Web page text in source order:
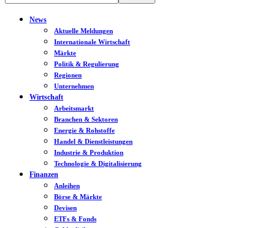
News
Aktuelle Meldungen
Internationale Wirtschaft
Märkte
Politik & Regulierung
Regionen
Unternehmen
Wirtschaft
Arbeitsmarkt
Branchen & Sektoren
Energie & Rohstoffe
Handel & Dienstleistungen
Industrie & Produktion
Technologie & Digitalisierung
Finanzen
Anleihen
Börse & Märkte
Devisen
ETFs & Fonds